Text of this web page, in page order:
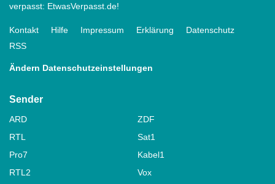
verpasst: EtwasVerpasst.de!
Kontakt Hilfe Impressum Erklärung
Datenschutz
RSS
Ändern Datenschutzeinstellungen
Sender
ARD
ZDF
RTL
Sat1
Pro7
Kabel1
RTL2
Vox